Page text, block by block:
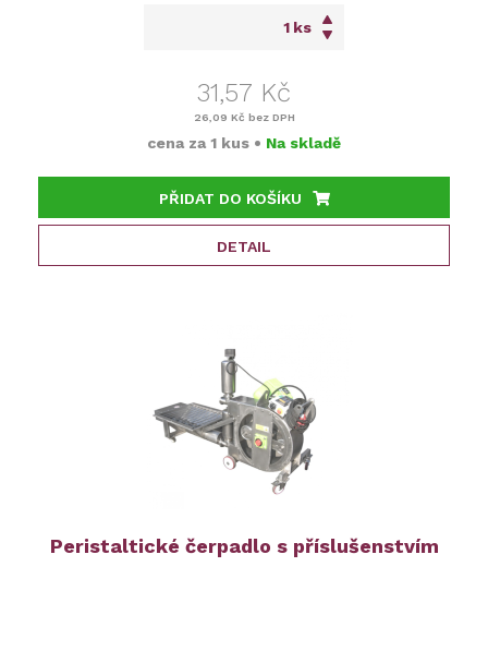
ks
31,57 Kč
26,09 Kč bez DPH
cena za 1 kus • Na skladě
PŘIDAT DO KOŠÍKU
DETAIL
Peristaltické čerpadlo s příslušenstvím